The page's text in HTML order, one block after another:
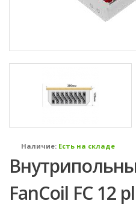
Наличие: Есть на складе
FanCoil FC 12